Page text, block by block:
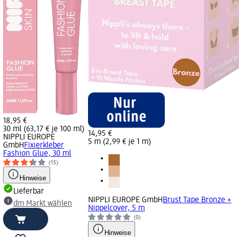
18,95 €
30 ml (63,17 € je 100 ml)
NIPPLI EUROPE
GmbH Fixierkleber
Fashion Glue, 30 ml
(15)
Hinweise
Lieferbar
dm Markt wählen
14,95 €
5 m (2,99 € je 1 m)
NIPPLI EUROPE GmbH Brust Tape Bronze +
Nippelcover, 5 m
(0)
Hinweise